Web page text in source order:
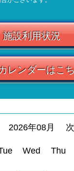
施設利用状況
レンダーはこ
2026年08月
Wed Thu